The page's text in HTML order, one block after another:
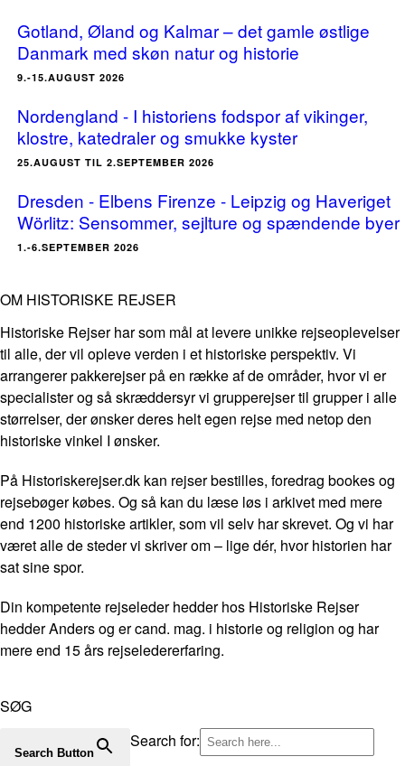
Gotland, Øland og Kalmar – det gamle østlige
Danmark med skøn natur og historie
9.-15.AUGUST 2026
Nordengland - I historiens fodspor af vikinger,
klostre, katedraler og smukke kyster
25.AUGUST TIL 2.SEPTEMBER 2026
Dresden - Elbens Firenze - Leipzig og Haveriget
Wörlitz: Sensommer, sejlture og spændende byer
1.-6.SEPTEMBER 2026
OM HISTORISKE REJSER
Historiske Rejser har som mål at levere unikke rejseoplevelser
til alle, der vil opleve verden i et historiske perspektiv. Vi
arrangerer pakkerejser på en række af de områder, hvor vi er
specialister og så skræddersyr vi grupperejser til grupper i alle
størrelser, der ønsker deres helt egen rejse med netop den
historiske vinkel I ønsker.
På Historiskerejser.dk kan rejser bestilles, foredrag bookes og
rejsebøger købes. Og så kan du læse løs i arkivet med mere
end 1200 historiske artikler, som vil selv har skrevet. Og vi har
været alle de steder vi skriver om – lige dér, hvor historien har
sat sine spor.
Din kompetente rejseleder hedder hos Historiske Rejser
hedder Anders og er cand. mag. i historie og religion og har
mere end 15 års rejseledererfaring.
SØG
Search for:
Search Button